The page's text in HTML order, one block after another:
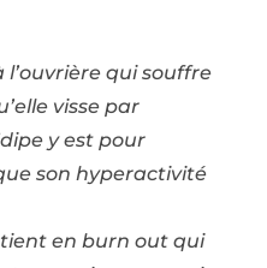
qui souffre
visse par
y est pour
son hyperactivité
en burn out qui